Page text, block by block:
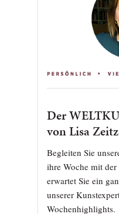
Der
von Lisa Zeitz
Begleiten Sie
ihre Woche mit
erwartet Sie ein
unserer
Wochenhighlights.